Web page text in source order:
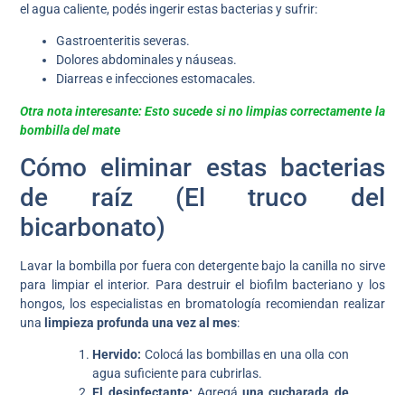
el agua caliente, podés ingerir estas bacterias y sufrir:
Gastroenteritis severas.
Dolores abdominales y náuseas.
Diarreas e infecciones estomacales.
Otra nota interesante: Esto sucede si no limpias correctamente la
bombilla del mate
Cómo eliminar estas bacterias
de raíz (El truco del
bicarbonato)
Lavar la bombilla por fuera con detergente bajo la canilla no sirve
para limpiar el interior. Para destruir el biofilm bacteriano y los
hongos, los especialistas en bromatología recomiendan realizar
una limpieza profunda una vez al mes:
Hervido: Colocá las bombillas en una olla con
agua suficiente para cubrirlas.